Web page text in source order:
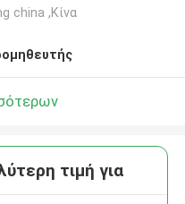
china ,Κίνα
τιμή για